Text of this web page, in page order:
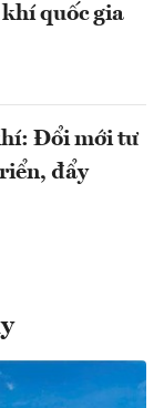
quốc gia
Đổi mới tư
đẩy